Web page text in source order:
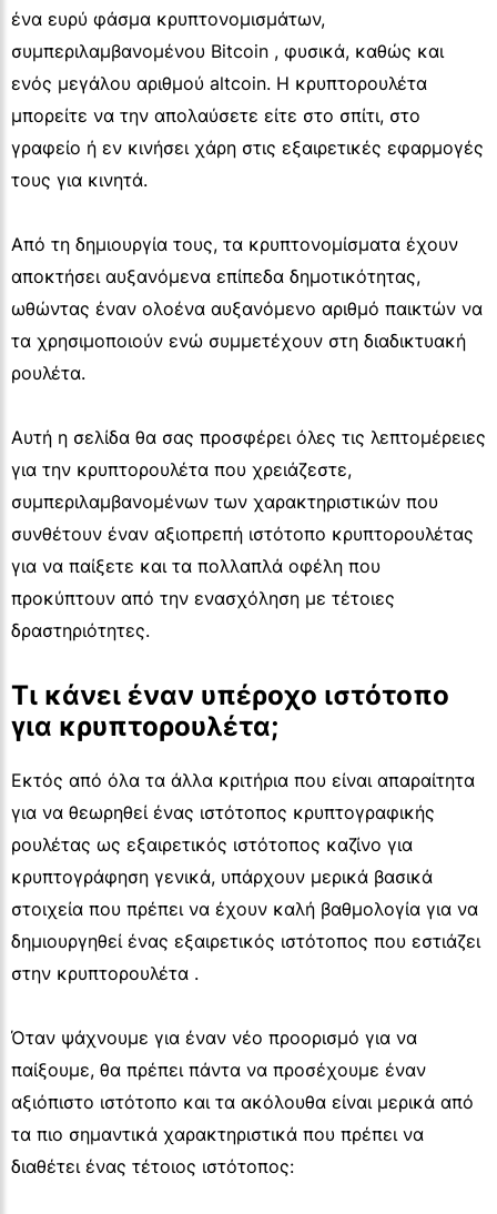
ένα ευρύ φάσμα κρυπτονομισμάτων,
συμπεριλαμβανομένου Bitcoin , φυσικά, καθώς και
ενός μεγάλου αριθμού altcoin. Η κρυπτορουλέτα
μπορείτε να την απολαύσετε είτε στο σπίτι, στο
γραφείο ή εν κινήσει χάρη στις εξαιρετικές εφαρμογές
τους για κινητά.
Από τη δημιουργία τους, τα κρυπτονομίσματα έχουν
αποκτήσει αυξανόμενα επίπεδα δημοτικότητας,
ωθώντας έναν ολοένα αυξανόμενο αριθμό παικτών να
τα χρησιμοποιούν ενώ συμμετέχουν στη διαδικτυακή
ρουλέτα.
Αυτή η σελίδα θα σας προσφέρει όλες τις λεπτομέρειες
για την κρυπτορουλέτα που χρειάζεστε,
συμπεριλαμβανομένων των χαρακτηριστικών που
συνθέτουν έναν αξιοπρεπή ιστότοπο κρυπτορουλέτας
για να παίξετε και τα πολλαπλά οφέλη που
προκύπτουν από την ενασχόληση με τέτοιες
δραστηριότητες.
Τι κάνει έναν υπέροχο ιστότοπο
για κρυπτορουλέτα;
Εκτός από όλα τα άλλα κριτήρια που είναι απαραίτητα
για να θεωρηθεί ένας ιστότοπος κρυπτογραφικής
ρουλέτας ως εξαιρετικός ιστότοπος καζίνο για
κρυπτογράφηση γενικά, υπάρχουν μερικά βασικά
στοιχεία που πρέπει να έχουν καλή βαθμολογία για να
δημιουργηθεί ένας εξαιρετικός ιστότοπος που εστιάζει
στην κρυπτορουλέτα .
Όταν ψάχνουμε για έναν νέο προορισμό για να
παίξουμε, θα πρέπει πάντα να προσέχουμε έναν
αξιόπιστο ιστότοπο και τα ακόλουθα είναι μερικά από
τα πιο σημαντικά χαρακτηριστικά που πρέπει να
διαθέτει ένας τέτοιος ιστότοπος: